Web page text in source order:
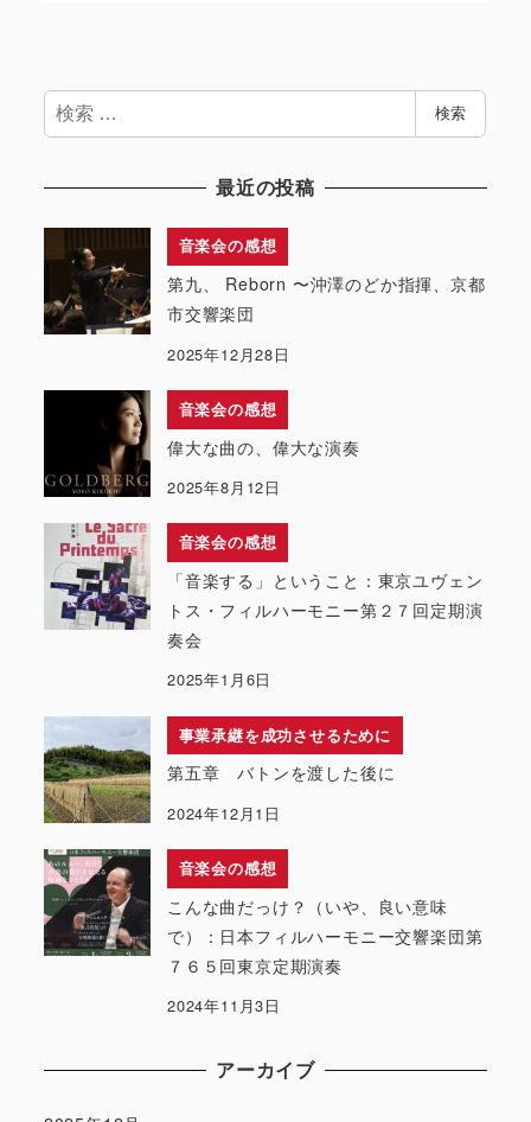
検
索
検索
最近の投稿
音楽会の感想
第九、 Reborn 〜沖澤のどか指揮、京都
市交響楽団
2025年12月28日
音楽会の感想
偉大な曲の、偉大な演奏
2025年8月12日
音楽会の感想
「音楽する」ということ：東京ユヴェン
トス・フィルハーモニー第２７回定期演
奏会
2025年1月6日
事業承継を成功させるために
第五章 バトンを渡した後に
2024年12月1日
音楽会の感想
こんな曲だっけ？（いや、良い意味
で）：日本フィルハーモニー交響楽団第
７６５回東京定期演奏
2024年11月3日
アーカイブ